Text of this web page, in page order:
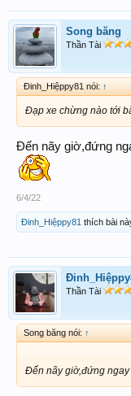
Song băng
Thần Tài
Đinh_Hiệppy81 nói: ↑
Đạp xe chừng nào tới
Đến nãy giờ,đứng
6/4/22
Đinh_Hiệppy81 thích bài
Thần Tài
Song băng nói: ↑
Đến nãy giờ,đứng